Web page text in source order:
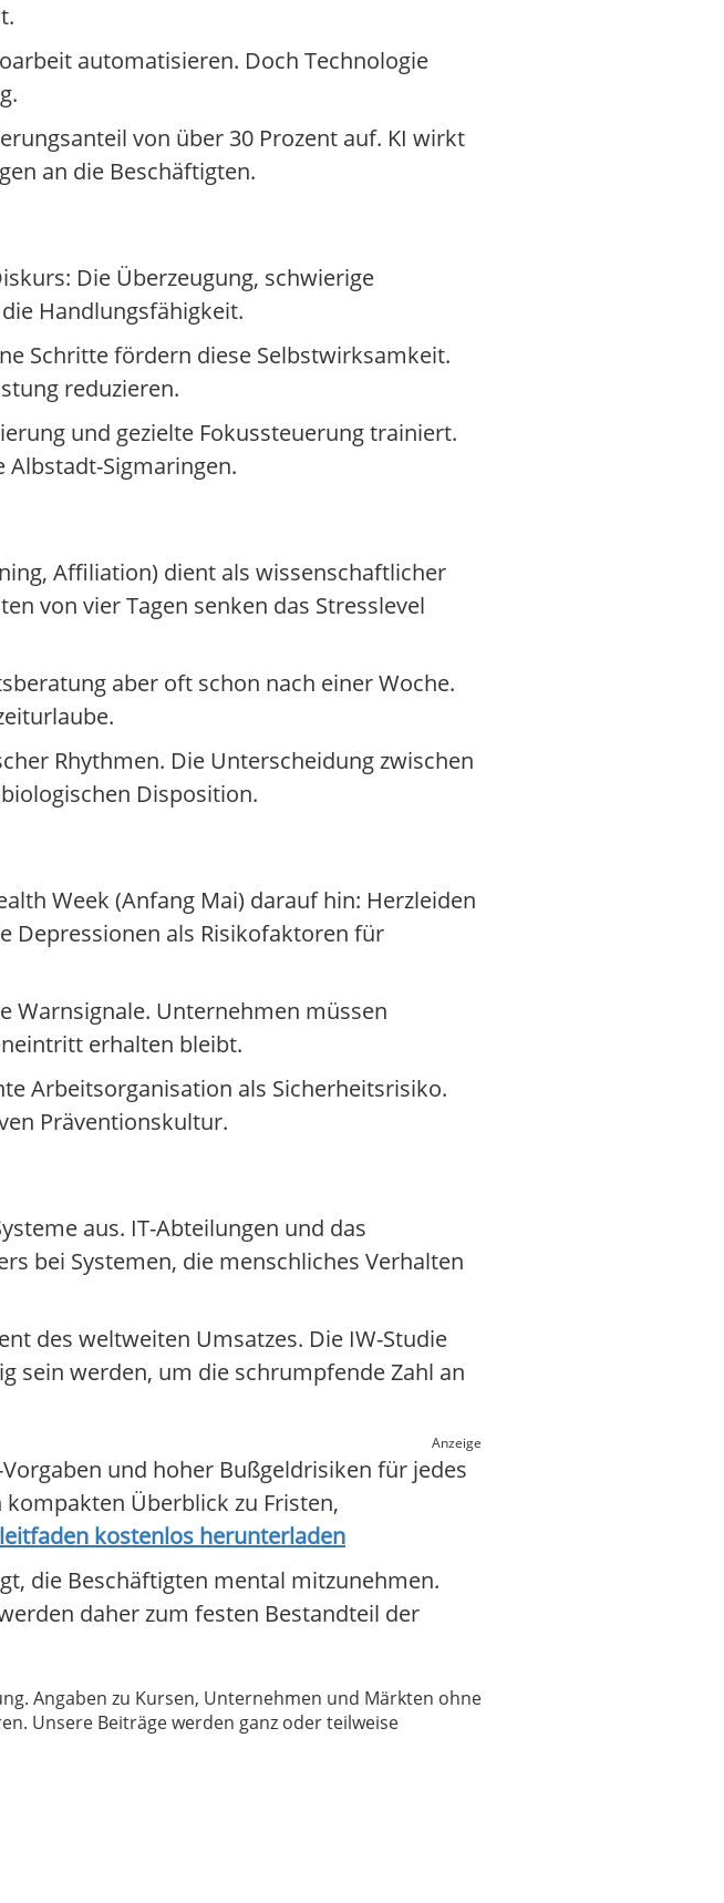
automatisieren. Doch Technologie
von über 30 Prozent auf. KI wirkt
an die Beschäftigten.
Die Überzeugung, schwierige
Handlungsfähigkeit.
Schritte fördern diese Selbstwirksamkeit.
reduzieren.
und gezielte Fokussteuerung trainiert.
Albstadt-Sigmaringen.
Affiliation) dient als wissenschaftlicher
von vier Tagen senken das Stresslevel
aber oft schon nach einer Woche.
Rhythmen. Die Unterscheidung zwischen
Disposition.
Week (Anfang Mai) darauf hin: Herzleiden
Depressionen als Risikofaktoren für
Warnsignale. Unternehmen müssen
erhalten bleibt.
Arbeitsorganisation als Sicherheitsrisiko.
Präventionskultur.
aus. IT-Abteilungen und das
bei Systemen, die menschliches Verhalten
des weltweiten Umsatzes. Die IW-Studie
sein werden, um die schrumpfende Zahl an
Anzeige
und hoher Bußgeldrisiken für jedes
Überblick zu Fristen,
kostenlos herunterladen
die Beschäftigten mental mitzunehmen.
daher zum festen Bestandteil der
Angaben zu Kursen, Unternehmen und Märkten ohne
Unsere Beiträge werden ganz oder teilweise